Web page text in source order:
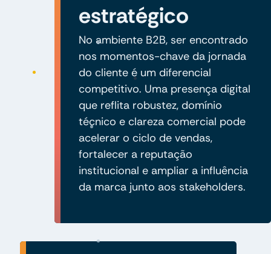
estratégico
No ambiente B2B, ser encontrado
nos momentos-chave da jornada
do cliente é um diferencial
competitivo. Uma presença digital
que reflita robustez, domínio
técnico e clareza comercial pode
acelerar o ciclo de vendas,
fortalecer a reputação
institucional e ampliar a influência
da marca junto aos stakeholders.